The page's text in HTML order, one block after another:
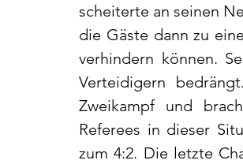
scheiterte an seinen
die Gäste dann zu
verhindern können.
Verteidigern
Zweikampf und
Referees in dieser
zum 4:2. Die letzte